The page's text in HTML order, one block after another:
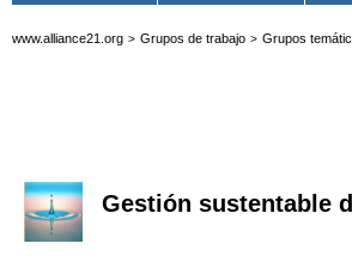
www.alliance21.org > Grupos de trabajo > Grupos
Gestión sustentable